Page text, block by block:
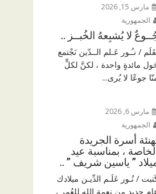
مارس 15, 2026
الجمهورية
لا يُشبِعهُ الخُبــز ..
/ نـُـور عَـلم الــدّين نَجْتمع
مائدةٍ واحدة ، لكنَّ لكلٍّ
جوعًا لا يُرى...
مارس 6, 2026
الجمهورية
أسرة الجريدة
، بمناسبة عيد
” ياسين شريف ” ..
/ نُـور عَلَـم الدِّيـن ميلادك
جديد من نعمة الله للعُمر ،